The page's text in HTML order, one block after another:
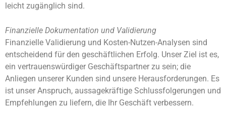
leicht zugänglich sind.
Finanzielle Dokumentation und Validierung
Finanzielle Validierung und Kosten-Nutzen-Analysen sind
entscheidend für den geschäftlichen Erfolg. Unser Ziel ist es,
ein vertrauenswürdiger Geschäftspartner zu sein; die
Anliegen unserer Kunden sind unsere Herausforderungen. Es
ist unser Anspruch, aussagekräftige Schlussfolgerungen und
Empfehlungen zu liefern, die Ihr Geschäft verbessern.